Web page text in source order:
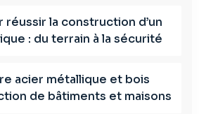
t
o
réussir la construction d’un
: du terrain à la sécurité
acier métallique et bois
de bâtiments et maisons